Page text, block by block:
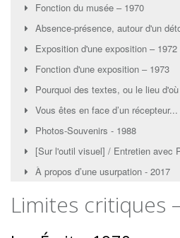
Fonction du musée – 1970
Absence-présence, autour d'un
Exposition d'une exposition – 1972
Fonction d'une exposition ‒ 1973
Pourquoi des textes, ou le lieu
Vous êtes en face d’un
Photos-Souvenirs - 1988
[Sur l'outil visuel] / Entretien avec
À propos d’une usurpation - 2017
Limites critiques